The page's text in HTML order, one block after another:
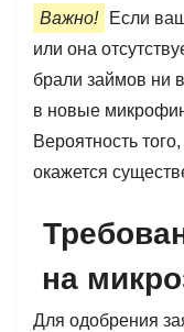
Важно!
Если
или она
брали займов ни
в новые
Вероятность
окажется
на
Для одобрения